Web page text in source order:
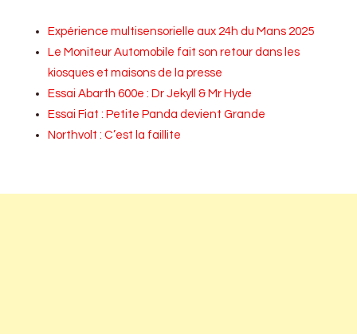
Expérience multisensorielle aux 24h du Mans 2025
Le Moniteur Automobile fait son retour dans les
kiosques et maisons de la presse
Essai Abarth 600e : Dr Jekyll & Mr Hyde
Essai Fiat : Petite Panda devient Grande
Northvolt : C’est la faillite